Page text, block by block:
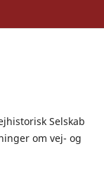
Selskab
om vej- og